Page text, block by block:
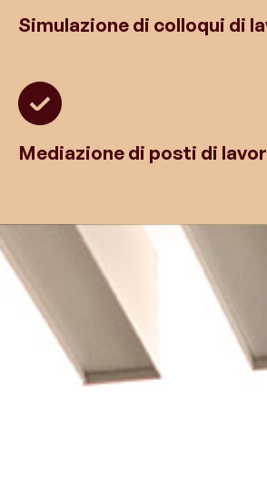
Simulazione di colloqui di
Mediazione di posti di